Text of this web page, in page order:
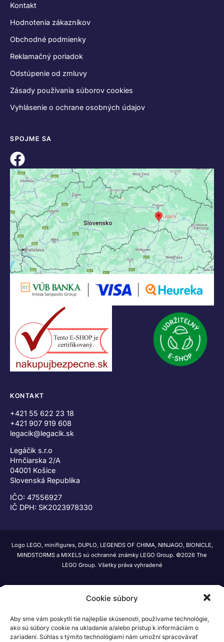
Cookie súbory
Aby sme vám poskytli tie najlepšie skúsenosti, používame technológie,
ako sú súbory cookie na ukladanie a/alebo prístup k informáciám o
zariadení. Súhlas s týmito technológiami nám umožní spracovávať
Kontakt
Hodnotenia zákazníkov
Obchodné podmienky
Reklamačný poriadok
Odstúpenie od zmluvy
Zásady používania súborov cookies
Vyhlásenie o ochrane osobných údajov
SPOJME SA
KONTAKT
+421 55 622 23 18
+421 907 919 608
legacik@legacik.sk
Legáčik s.r.o
Hrnčiarska 2/A
04001 Košice
Slovenská Republika
IČO: 47556927
IČ DPH: SK2023978330
Logo LEGO, minifigures, DUPLO, LEGENDS OF CHIMA, NINJAGO, BIONICLE,
MINDSTORMS a MIXELS sú ochranné známky LEGO Group. ©2026 The
LEGO Group. Všetky práva vyhradené